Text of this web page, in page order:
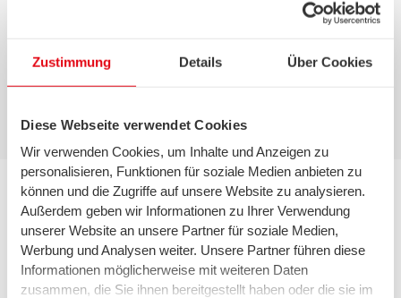
Zustimmung Details Über Cookies
Diese Webseite verwendet Cookies
Wir verwenden Cookies, um Inhalte und Anzeigen zu
personalisieren, Funktionen für soziale Medien anbieten zu
können und die Zugriffe auf unsere Website zu analysieren.
Außerdem geben wir Informationen zu Ihrer Verwendung
unserer Website an unsere Partner für soziale Medien,
Werbung und Analysen weiter. Unsere Partner führen diese
Informationen möglicherweise mit weiteren Daten
zusammen, die Sie ihnen bereitgestellt haben oder die sie im
Kontakt Bremen
0421 359-3590
Mo. – Fr. 8.00 – 18.00 Uhr